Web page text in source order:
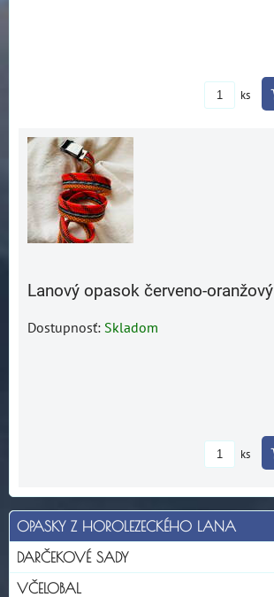
ks
Lanový opasok červeno-oranžový
Dostupnosť: Skladom
ks
OPASKY Z HOROLEZECKÉHO LANA
DARČEKOVÉ SADY
VČELOBAL